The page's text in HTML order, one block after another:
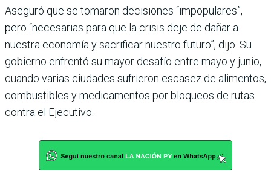
Aseguró que se tomaron decisiones “impopulares”,
pero “necesarias para que la crisis deje de dañar a
nuestra economía y sacrificar nuestro futuro”, dijo. Su
gobierno enfrentó su mayor desafío entre mayo y junio,
cuando varias ciudades sufrieron escasez de alimentos,
combustibles y medicamentos por bloqueos de rutas
contra el Ejecutivo.